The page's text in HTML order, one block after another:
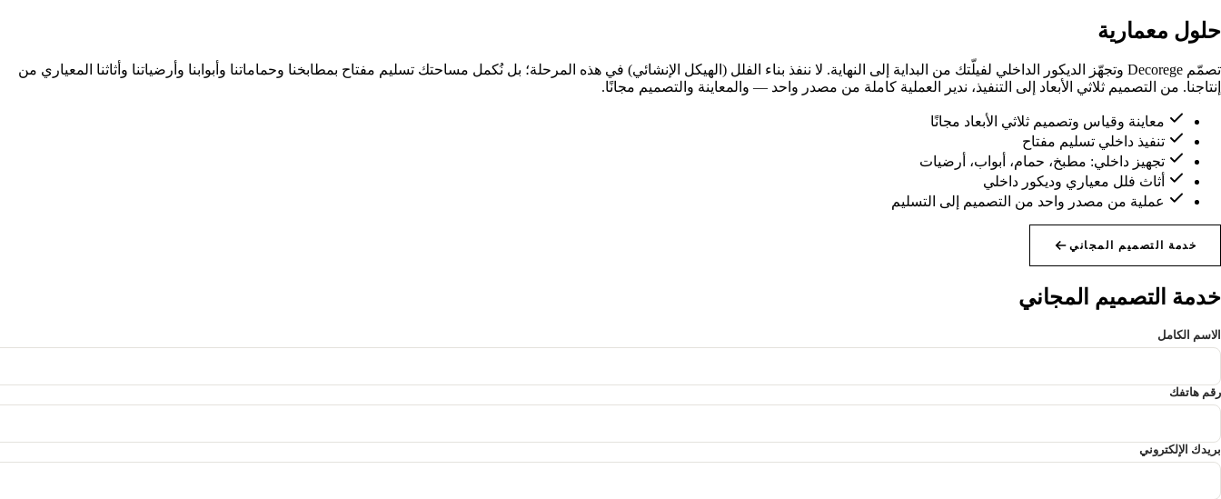
حلول معمارية
تصمّم Decorege وتجهّز الديكور الداخلي لفيلّتك من البداية إلى النهاية. لا ننفذ بناء الفلل (الهيكل الإنشائي) في هذه المرحلة؛ بل نُكمل مساحتك تسليم مفتاح بمطابخنا وحماماتنا وأبوابنا وأرضياتنا وأثاثنا المعياري من
إنتاجنا. من التصميم ثلاثي الأبعاد إلى التنفيذ، ندير العملية كاملة من مصدر واحد — والمعاينة والتصميم مجانًا.
معاينة وقياس وتصميم ثلاثي الأبعاد مجانًا
تنفيذ داخلي تسليم مفتاح
تجهيز داخلي: مطبخ، حمام، أبواب، أرضيات
أثاث فلل معياري وديكور داخلي
عملية من مصدر واحد من التصميم إلى التسليم
خدمة التصميم المجاني
خدمة التصميم المجاني
الاسم الكامل
رقم هاتفك
بريدك الإلكتروني